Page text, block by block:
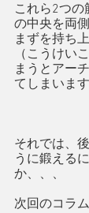
これら2つ
の中央を両
まずを持ち
（こうけい
まうとアー
てしまいます
それでは、
うに鍛える
か、、、
次回のコラ